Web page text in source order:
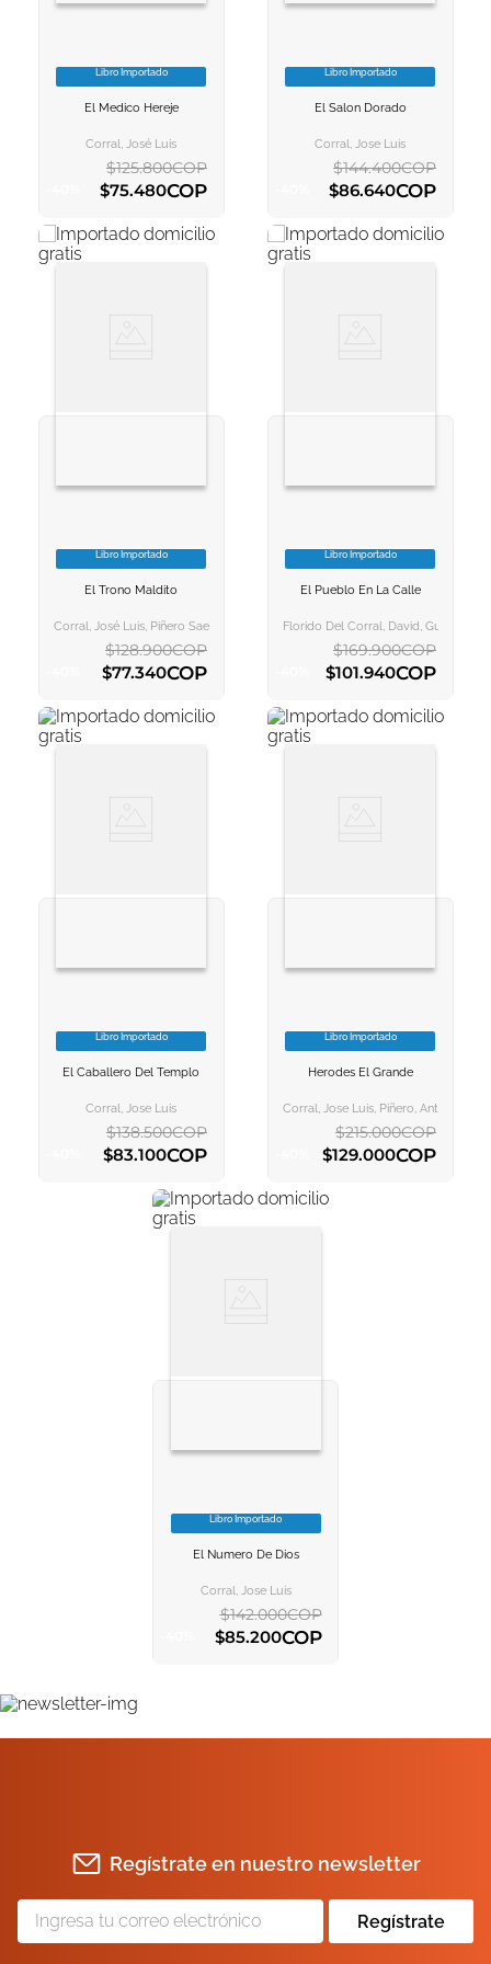
VER INFORMACION
Libro Importado
El Medico Hereje
Corral, José Luis
$125.800COP
$75.480COP
AGREGAR AL CARRITO
VER INFORMACION
Libro Importado
El Salon Dorado
Corral, Jose Luis
$144.400COP
$86.640COP
AGREGAR AL CARRITO
VER INFORMACION
Libro Importado
El Trono Maldito
Corral, José Luis, Piñero Saenz, Antonio
$128.900COP
$77.340COP
AGREGAR AL CARRITO
VER INFORMACION
Libro Importado
El Pueblo En La Calle
Florido Del Corral, David, Gutiérrez
$169.900COP
$101.940COP
AGREGAR AL CARRITO
VER INFORMACION
Libro Importado
El Caballero Del Templo
Corral, Jose Luis
$138.500COP
$83.100COP
AGREGAR AL CARRITO
VER INFORMACION
Libro Importado
Herodes El Grande
Corral, Jose Luis, Piñero, Antonio
$215.000COP
$129.000COP
AGREGAR AL CARRITO
VER INFORMACION
Libro Importado
El Numero De Dios
Corral, Jose Luis
$142.000COP
$85.200COP
Regístrate en nuestro newsletter
Regístrate